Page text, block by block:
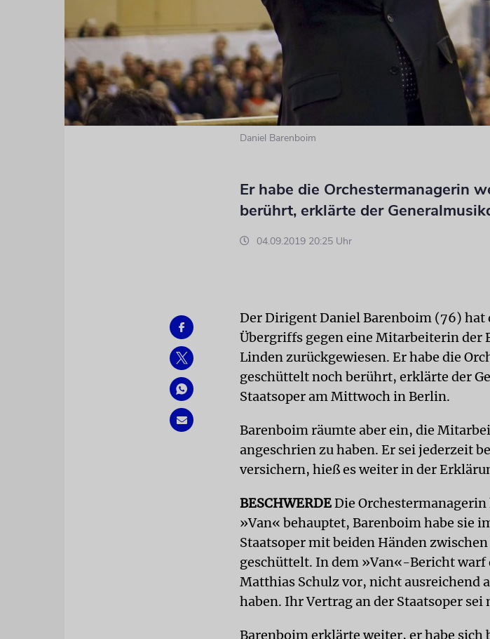
Daniel Barenboim
Er habe die Orchestermanagerin
berührt, erklärte der
04.09.2019 20:25 Uhr
Der Dirigent DanielBarenboim (76) hat
Übergriffs gegen eine Mitarbeiterin der
Linden zurückgewiesen. Er habe die
geschüttelt noch berührt, erklärte der
Staatsoper am Mittwoch in Berlin.
Barenboim räumte aber ein, die
angeschrien zu haben. Er sei jederzeit
versichern, hieß es weiter in der
BESCHWERDEDie
»Van« behauptet, Barenboimhabe sie
Staatsoper mit beiden Händen
geschüttelt. In dem »Van«-Bericht
Matthias Schulz vor, nicht ausreichend
haben. Ihr Vertrag an der Staatsoper
Barenboimerklärte weiter, er habe